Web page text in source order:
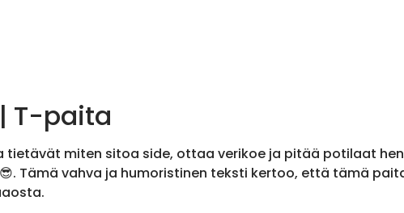
T-paita
tietävät miten sitoa side, ottaa verikoe ja pitää potilaat
Tämä vahva ja humoristinen teksti kertoo, että tämä